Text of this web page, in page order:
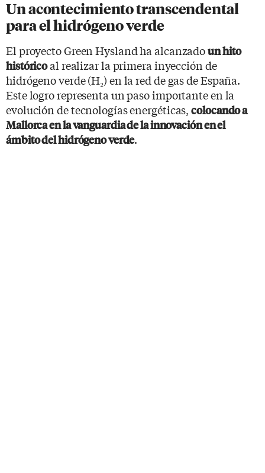
Un acontecimiento transcendental
para el hidrógeno verde
El proyecto Green Hysland ha alcanzadoun hito
históricoal realizar la primera inyección de
hidrógeno verde (H₂) en la red de gas de España.
Este logro representa un paso importante en la
evolución de tecnologías energéticas,colocando a
Mallorca en la vanguardia de la innovación en el
ámbito del hidrógeno verde.